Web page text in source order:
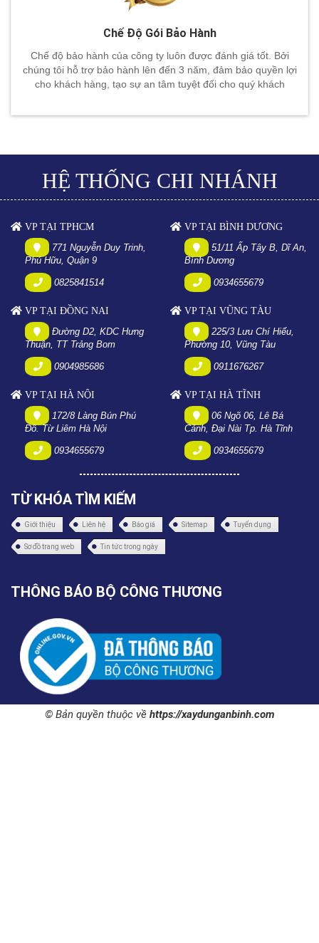
Chế Độ Gói Bảo Hành
Chế độ bảo hành của công ty luôn được đánh giá tốt. Bởi
chúng tôi hỗ trợ bảo hành lên đến 3 năm, đảm bảo quyền lợi
cho khách hàng, tạo sự an tâm tuyệt đối cho quý khách
HỆ THỐNG CHI NHÁNH
VP TẠI TPHCM
771 Nguyễn Duy Trinh,
Phú Hữu, Quận 9
0825841514
VP TẠI BÌNH DƯƠNG
51/11 Ấp Tây B, Dĩ An,
Bình Dương
0934655679
VP TẠI ĐỒNG NAI
Đường D2, KDC Hưng
Thuận, TT Trảng Bom
0904985686
VP TẠI VŨNG TÀU
225/3 Lưu Chí Hiếu,
Phường 10, Vũng Tàu
0911676267
VP TẠI HÀ NỘI
172/8 Làng Bún Phú
Đô. Từ Liêm Hà Nội
0934655679
VP TẠI HÀ TĨNH
06 Ngõ 06, Lê Bá
Cảnh, Đại Nài Tp. Hà Tĩnh
0934655679
TỪ KHÓA TÌM KIẾM
Giới thiệu Liên hệ Báo giá Sitemap Tuyển dụng
Sơ đồ trang web Tin tức trong ngày
THÔNG BÁO BỘ CÔNG THƯƠNG
© Bản quyền thuộc về https://xaydunganbinh.com